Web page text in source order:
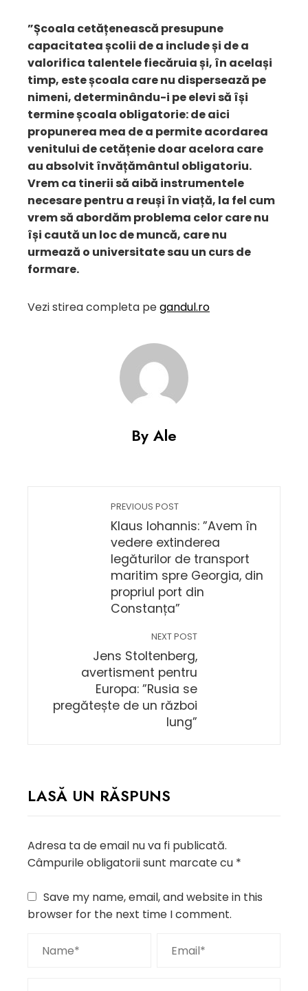
”Școala cetățenească presupune
capacitatea școlii de a include și de a
valorifica talentele fiecăruia și, în același
timp, este școala care nu dispersează pe
nimeni, determinându-i pe elevi să își
termine școala obligatorie: de aici
propunerea mea de a permite acordarea
venitului de cetățenie doar acelora care
au absolvit învățământul obligatoriu.
Vrem ca tinerii să aibă instrumentele
necesare pentru a reuși în viață, la fel cum
vrem să abordăm problema celor care nu
își caută un loc de muncă, care nu
urmează o universitate sau un curs de
formare.
Vezi stirea completa pegandul.ro
By Ale
PREVIOUS POST
Klaus Iohannis: ”Avem în
vedere extinderea
legăturilor de transport
maritim spre Georgia, din
propriul port din
Constanța”
NEXT POST
Jens Stoltenberg,
avertisment pentru
Europa: ”Rusia se
pregătește de un război
lung”
LASĂ UN RĂSPUNS
Adresa ta de email nu va fi publicată.
Câmpurile obligatorii sunt marcate cu *
Save my name, email, and website in this
browser for the next time I comment.